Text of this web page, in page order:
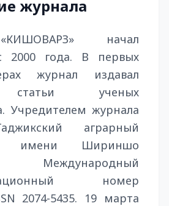
журнала
начал
2000 года. В первых
журнал издавал
статьи ученых
Учредителем журнала
аграрный
имени Шириншо
Международный
номер
2074-5435. 19 марта